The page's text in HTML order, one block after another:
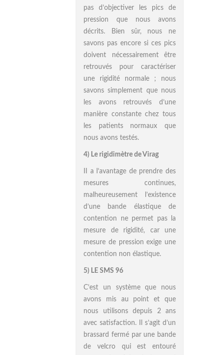
pas d’objectiver les pics de
pression que nous avons
décrits. Bien sûr, nous ne
savons pas encore si ces pics
doivent nécessairement être
retrouvés pour caractériser
une rigidité normale ; nous
savons simplement que nous
les avons retrouvés d’une
manière constante chez tous
les patients normaux que
nous avons testés.
4) Le rigidimètre de Virag
II a l’avantage de prendre des
mesures continues,
malheureusement l’existence
d’une bande élastique de
contention ne permet pas la
mesure de rigidité, car une
mesure de pression exige une
contention non élastique.
5) LE SMS 96
C’est un système que nous
avons mis au point et que
nous utilisons depuis 2 ans
avec satisfaction. Il s’agit d’un
brassard fermé par une bande
de velcro qui est entouré